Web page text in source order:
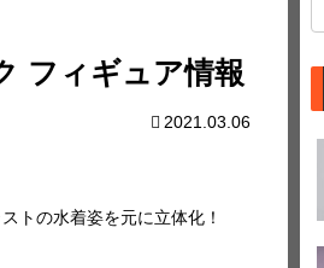
フィギュア情報
2021.03.06
トの水着姿を元に立体化！